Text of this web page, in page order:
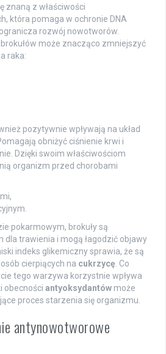
znaną z właściwości
która pomaga w ochronie DNA
rozwój nowotworów.
może znacząco zmniejszyć
raka:
pozytywnie wpływają na układ
obniżyć ciśnienie krwi i
Dzięki swoim właściwościom
organizm przed chorobami
pokarmowym, brokuły są
dla trawienia i mogą łagodzić objawy
indeks glikemiczny sprawia, że są
cierpiących na cukrzycę . Co
tego warzywa korzystnie wpływa
obecności antyoksydantów może
proces starzenia się organizmu.
antynowotworowe